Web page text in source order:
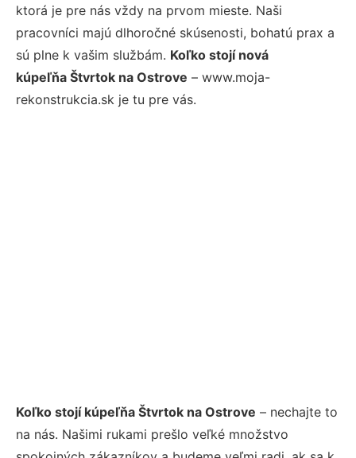
ktorá je pre nás vždy na prvom mieste. Naši
pracovníci majú dlhoročné skúsenosti, bohatú prax a
sú plne k vašim službám. Koľko stojí nová
kúpeľňa Štvrtok na Ostrove – www.moja-
rekonstrukcia.sk je tu pre vás.
Koľko stojí kúpeľňa Štvrtok na Ostrove – nechajte to
na nás. Našimi rukami prešlo veľké množstvo